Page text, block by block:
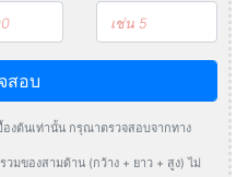
สอบ
งต้นเท่านั้น กรุณาตรวจสอบจากทาง
มของสามด้าน (กว้าง + ยาว + สูง) ไม่